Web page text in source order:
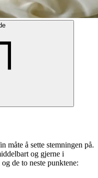
måte å sette stemningen på.
og gjerne i
de to neste punktene: